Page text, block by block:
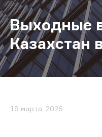
Выходные
Казахстан
19 марта, 2026